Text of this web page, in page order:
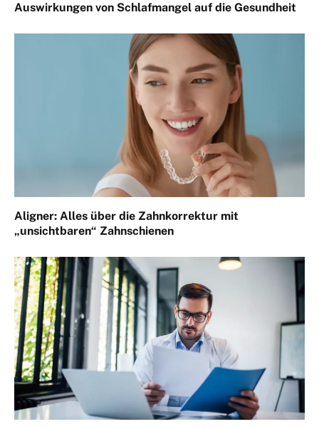
Auswirkungen von Schlafmangel auf die Gesundheit
Aligner: Alles über die Zahnkorrektur mit
„unsichtbaren“ Zahnschienen